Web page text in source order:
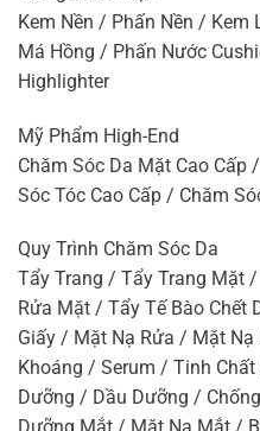
Kem Nền / Phấn Nền /
Má Hồng / Phấn Nước
Highlighter
Mỹ Phẩm High-End
Chăm Sóc Da Mặt Cao Cấp
Sóc Tóc Cao Cấp / Chăm
Quy Trình Chăm Sóc Da
Tẩy Trang / Tẩy Trang Mặt
Rửa Mặt / Tẩy Tế Bào
Giấy / Mặt Nạ Rửa / Mặt
Khoáng / Serum / Tinh
Dưỡng / Dầu Dưỡng /